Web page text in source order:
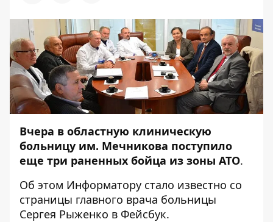
Вчера в областную клиническую
больницу им. Мечникова поступило
еще три раненных бойца из зоны АТО.
Об этом Информатору стало известно со
страницы главного врача больницы
Сергея Рыженко в Фейсбук.